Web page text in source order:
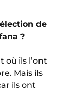
de
?
où ils l’ont
Mais ils
ils ont